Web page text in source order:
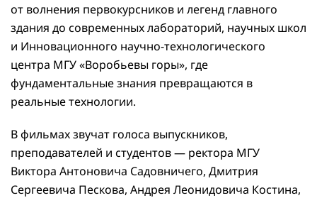
от волнения первокурсников и легенд главного
здания до современных лабораторий, научных школ
и Инновационного научно-технологического
центра МГУ «Воробьевы горы», где
фундаментальные знания превращаются в
реальные технологии.
В фильмах звучат голоса выпускников,
преподавателей и студентов — ректора МГУ
Виктора Антоновича Садовничего, Дмитрия
Сергеевича Пескова, Андрея Леонидовича Костина,